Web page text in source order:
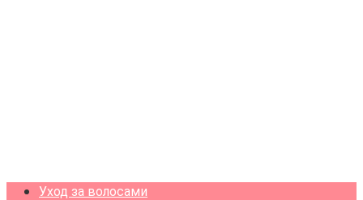
Уход за волосами